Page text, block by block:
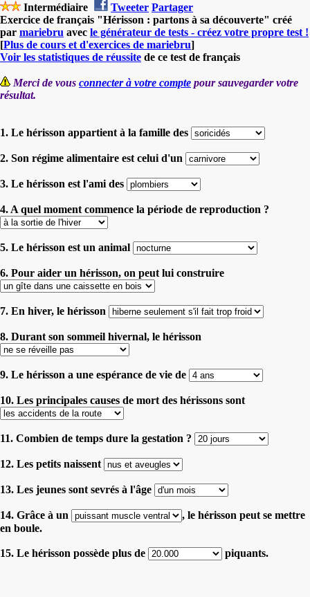
Intermédiaire Tweeter Partager
Exercice de français "Hérisson : partons à sa découverte" créé
par mariebru avec le générateur de tests - créez votre propre test !
[Plus de cours et d'exercices de mariebru]
Voir les statistiques de réussite de ce test de français
Merci de vous connecter à votre compte pour sauvegarder votre
résultat.
1. Le hérisson appartient à la famille des
2. Son régime alimentaire est celui d'un
3. Le hérisson est l'ami des
4. A quel moment commence la période de reproduction ?
5. Le hérisson est un animal
6. Pour aider un hérisson, on peut lui construire
7. En hiver, le hérisson
8. Durant son sommeil hivernal, le hérisson
9. Le hérisson a une espérance de vie de
10. Les principales causes de mort des hérissons sont
11. Combien de temps dure la gestation ?
12. Les petits naissent
13. Les jeunes sont sevrés à l'âge
14. Grâce à un
, le hérisson peut se mettre
en boule.
15. Le hérisson possède plus de piquants.